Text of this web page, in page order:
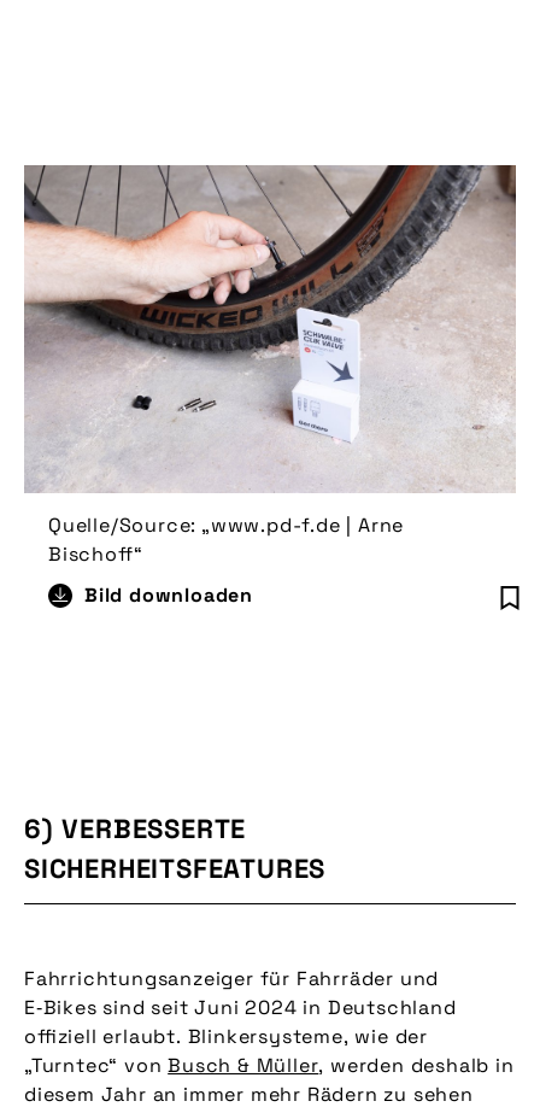
Quelle/Source: „www.pd-f.de | Arne
Bischoff“
Bild downloaden
6) VERBESSERTE
SICHERHEITSFEATURES
Fahrrichtungsanzeiger für Fahrräder und
E‑Bikes sind seit Juni 2024 in Deutschland
offiziell erlaubt. Blinkersysteme, wie der
„Turntec“ vonBusch & Müller, werden deshalb in
diesem Jahr an immer mehr Rädern zu sehen